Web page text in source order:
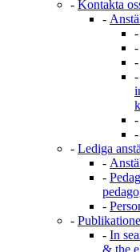
- Kontakta
-
-
-
-
-
-
-
- Lediga
-
-
-
-
- In
& the